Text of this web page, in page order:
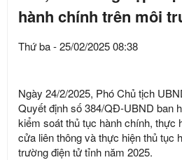
hành chính trên môi
Thứ ba - 25/02/2025 08:38
Ngày 24/2/2025, Phó Chủ tịch
Quyết định số 384/QĐ-UBND ban
kiểm soát thủ tục hành chính, thực
cửa liên thông và thực hiện thủ tục
trường điện tử tỉnh năm 2025.